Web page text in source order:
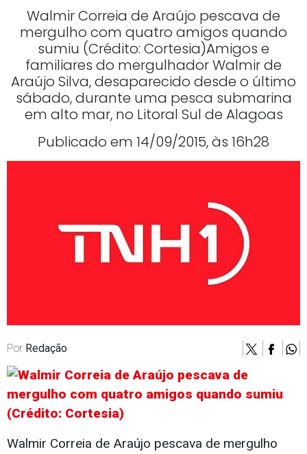
Walmir Correia de Araújo pescava de
mergulho com quatro amigos quando
sumiu (Crédito: Cortesia)Amigos e
familiares do mergulhador Walmir de
Araújo Silva, desaparecido desde o último
sábado, durante uma pesca submarina
em alto mar, no Litoral Sul de Alagoas
Publicado em 14/09/2015, às 16h28
Por Redação
Walmir Correia de Araújo pescava de mergulho